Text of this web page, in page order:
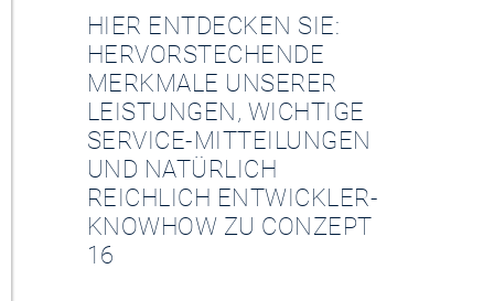
HIER ENTDECKEN SIE:
HERVORSTECHENDE
MERKMALE UNSERER
LEISTUNGEN, WICHTIGE
SERVICE-MITTEILUNGEN
UND NATÜRLICH
REICHLICH ENTWICKLER-
KNOWHOW ZU CONZEPT
16